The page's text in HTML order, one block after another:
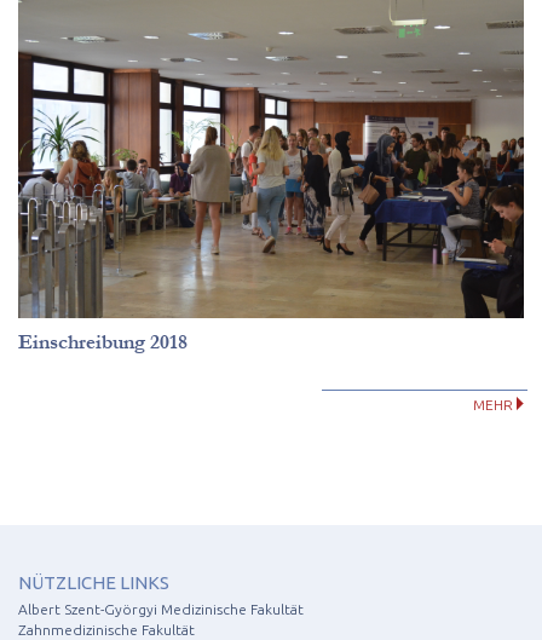
Einschreibung 2018
MEHR
NÜTZLICHE LINKS
Albert Szent-Györgyi Medizinische Fakultät
Zahnmedizinische Fakultät